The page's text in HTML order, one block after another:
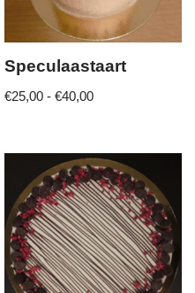
Speculaastaart
€25,00 - €40,00